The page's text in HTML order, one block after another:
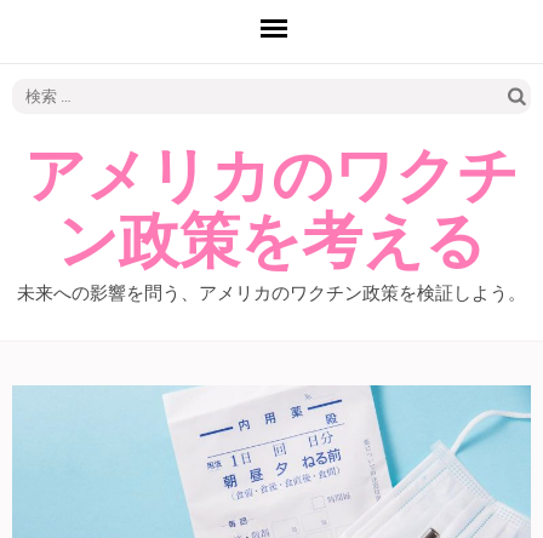
アメリカのワクチ
ン政策を考える
未来への影響を問う、アメリカのワクチン政策を検証しよう。